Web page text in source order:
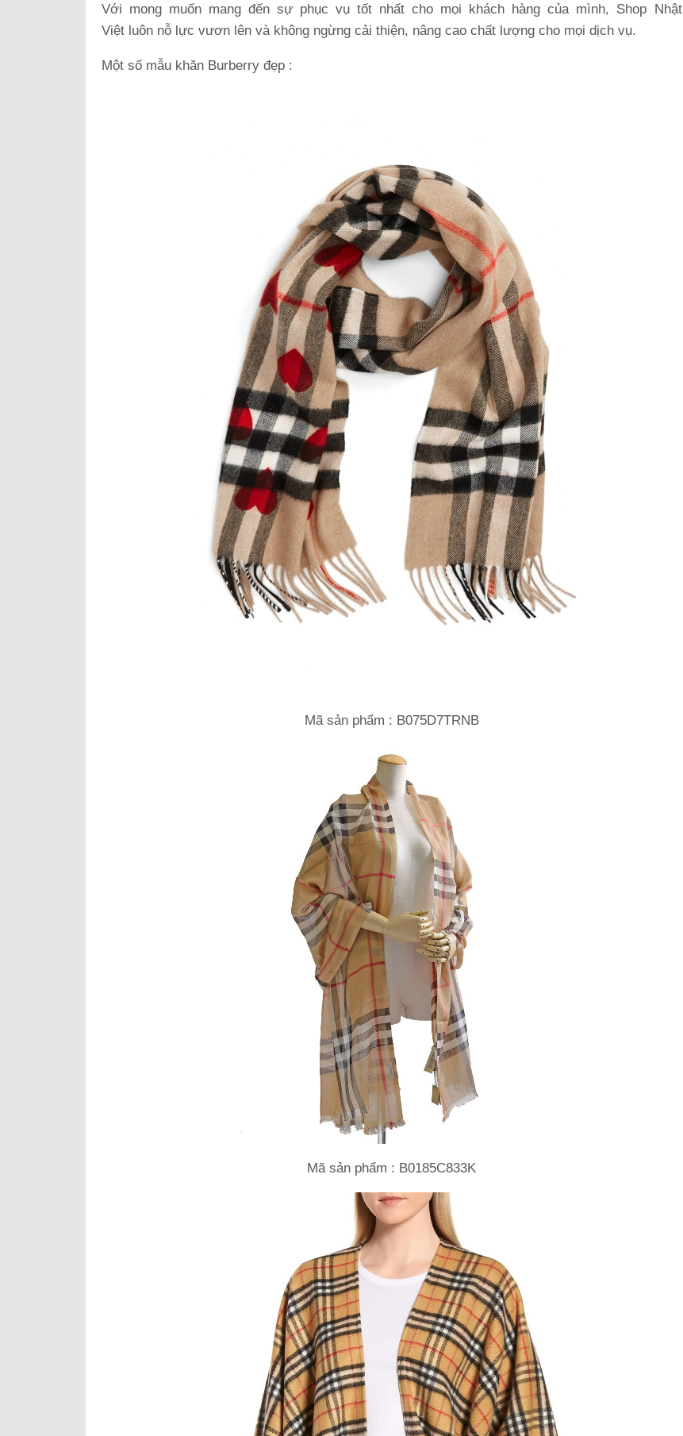
Với mong muốn mang đến sự phục vụ tốt nhất cho mọi khách hàng của mình, Shop Nhật
Việt luôn nỗ lực vươn lên và không ngừng cải thiện, nâng cao chất lượng cho mọi dịch vụ.
Một số mẫu khăn Burberry đẹp :
Mã sản phẩm : B075D7TRNB
Mã sản phẩm : B0185C833K